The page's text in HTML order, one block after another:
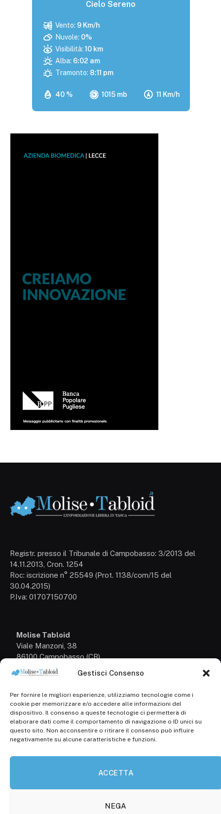
Gestisci Consenso
Per fornire le migliori esperienze, utilizziamo tecnologie come i
cookie per memorizzare e/o accedere alle informazioni del
dispositivo. Il consenso a queste tecnologie ci permetterà di
elaborare dati come il comportamento di navigazione o ID unici su
questo sito. Non acconsentire o ritirare il consenso può influire
negativamente su alcune caratteristiche e funzioni.
ACCETTA
NEGA
Cielo Sereno
40 % 1015 mb 11 Km/h
Vento: 9 Km/h
Nuvole: 0%
Visibilità: 10 km
Alba: 6:02 am
Tramonto: 8:11 pm
Registr. presso il Tribunale di Campobasso: 3/2013 del
14.11.2013, Cron. 1254
Roc: iscrizione n° 25549 (Prot. 1138/com/15 del
30.04.2015)
P.Iva: 01707150700
Molise Tabloid
Viale Manzoni, 38
86100 Campobasso (CB)
+39 3333169466
Scrivici a:
info@molisetabloid.it
commerciale@molisetabloid.it
Disclaimer